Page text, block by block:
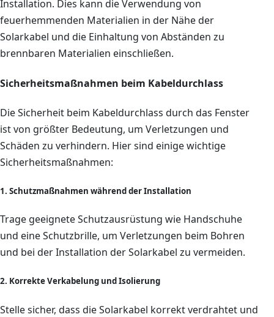
Installation. Dies kann die Verwendung von
feuerhemmenden Materialien in der Nähe der
Solarkabel und die Einhaltung von Abständen zu
brennbaren Materialien einschließen.
Sicherheitsmaßnahmen beim Kabeldurchlass
Die Sicherheit beim Kabeldurchlass durch das Fenster
ist von größter Bedeutung, um Verletzungen und
Schäden zu verhindern. Hier sind einige wichtige
Sicherheitsmaßnahmen:
1. Schutzmaßnahmen während der Installation
Trage geeignete Schutzausrüstung wie Handschuhe
und eine Schutzbrille, um Verletzungen beim Bohren
und bei der Installation der Solarkabel zu vermeiden.
2. Korrekte Verkabelung und Isolierung
Stelle sicher, dass die Solarkabel korrekt verdrahtet und